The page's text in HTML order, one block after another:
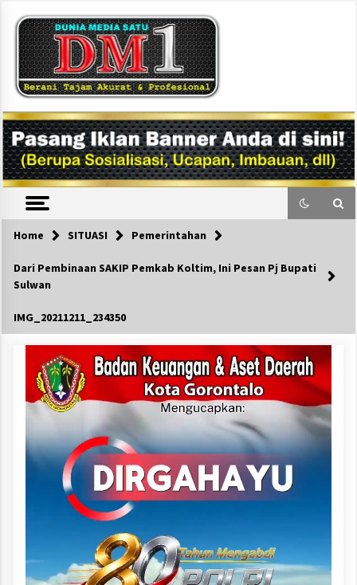
content
DM1
Home SITUASI Pemerintahan
Dari Pembinaan SAKIP Pemkab Koltim, Ini Pesan Pj Bupati
Sulwan
IMG_20211211_234350